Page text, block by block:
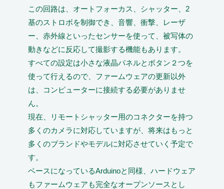
この回路は、オートフォーカス、シャッター、2
基のストロボを制御でき、音響、衝撃、レーザ
ー、赤外線といったセンサーを使って、被写体の
動きなどに反応して撮影する機能もあります。
すべての設定は小さな液晶パネルとボタン２つを
使って行えるので、ファームウェアの更新以外
は、コンピューターに接続する必要がありませ
ん。
現在、リモートシャッター用のコネクターを持つ
多くのカメラに対応していますが、将来はもっと
多くのブランドやモデルに対応させていく予定で
す。
ベースになっているArduinoと同様、ハードウェア
もファームウェアも完全なオープンソースとし